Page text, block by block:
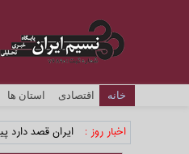
خانه اقتصادی استان ها
اخبار روز : ایران قصد دارد